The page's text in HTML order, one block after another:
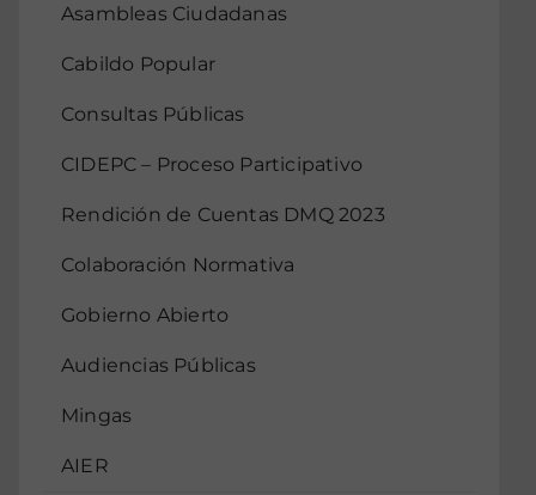
Asambleas Ciudadanas
Cabildo Popular
Consultas Públicas
CIDEPC – Proceso Participativo
Rendición de Cuentas DMQ 2023
Colaboración Normativa
Gobierno Abierto
Audiencias Públicas
Mingas
AIER